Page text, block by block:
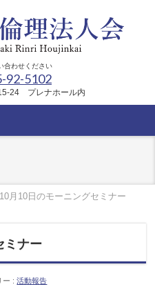
合わせください
92-5102
24 プレナホール内
10月10日のモーニングセミナー
ミナー
ー :活動報告